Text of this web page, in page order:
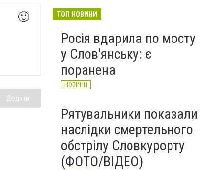
🙂
Додати
Донецькоблгаз припиняє
районів
НОВИНИ
ТОП НОВИНИ
Росія вдарила по мосту
у Слов'янську: є
поранена
НОВИНИ
Рятувальники показали
наслідки смертельного
обстрілу Словкурорту
(ФОТО/ВІДЕО)